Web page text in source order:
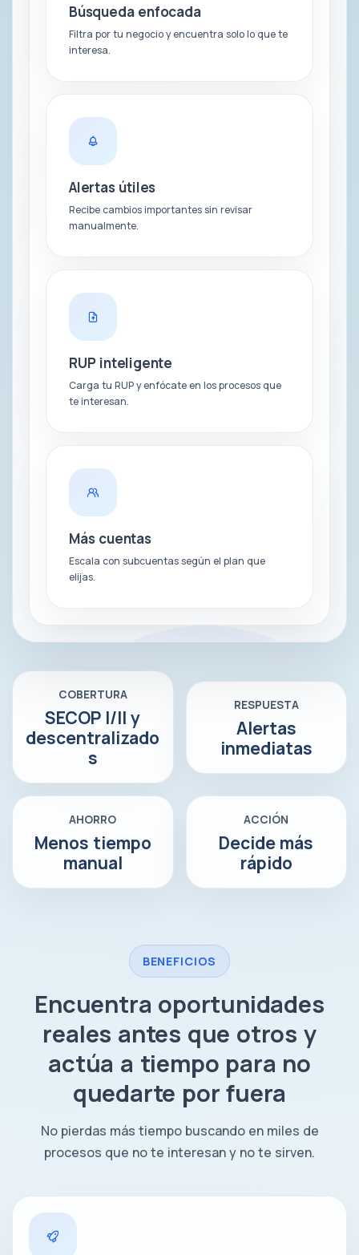
Búsqueda enfocada
Filtra por tu negocio y encuentra solo lo que te
interesa.
Alertas útiles
Recibe cambios importantes sin revisar
manualmente.
RUP inteligente
Carga tu RUP y enfócate en los procesos que
te interesan.
Más cuentas
Escala con subcuentas según el plan que
elijas.
COBERTURA
SECOP I/II y
descentralizado
s
RESPUESTA
Alertas
inmediatas
AHORRO
Menos tiempo
manual
ACCIÓN
Decide más
rápido
BENEFICIOS
Encuentra oportunidades
reales antes que otros y
actúa a tiempo para no
quedarte por fuera
No pierdas más tiempo buscando en miles de
procesos que no te interesan y no te sirven.